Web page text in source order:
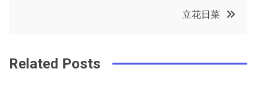
k
t
ビ
立花日菜
Related Posts